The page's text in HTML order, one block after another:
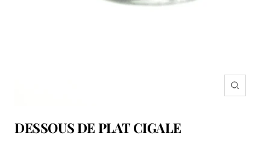
Zoom
DESSOUS DE PLAT CIGALE